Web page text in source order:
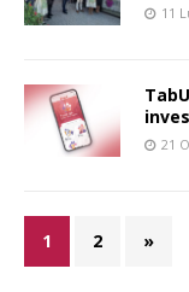
11
21
1 2 »